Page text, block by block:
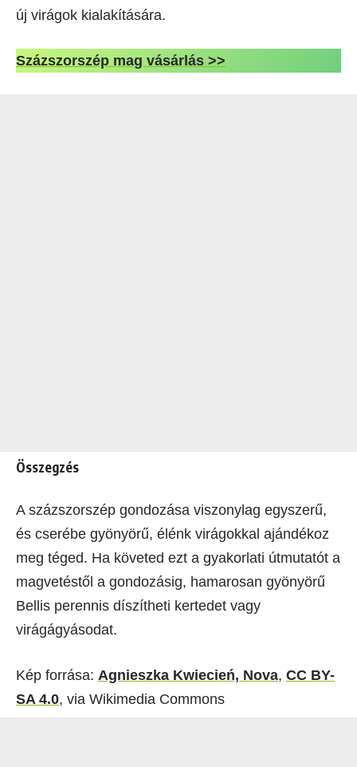
új virágok kialakítására.
Százszorszép mag vásárlás >>
Összegzés
A százszorszép gondozása viszonylag egyszerű,
és cserébe gyönyörű, élénk virágokkal ajándékoz
meg téged. Ha követed ezt a gyakorlati útmutatót a
magvetéstől a gondozásig, hamarosan gyönyörű
Bellis perennis díszítheti kertedet vagy
virágágyásodat.
Kép forrása: Agnieszka Kwiecień, Nova, CC BY-
SA 4.0, via Wikimedia Commons